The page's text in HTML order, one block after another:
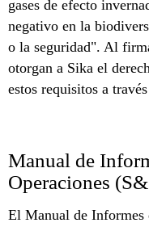
gases de efecto
negativo en la
o la seguridad". Al
otorgan a Sika el
estos requisitos a
Manual de
Operaciones
El Manual de Informes